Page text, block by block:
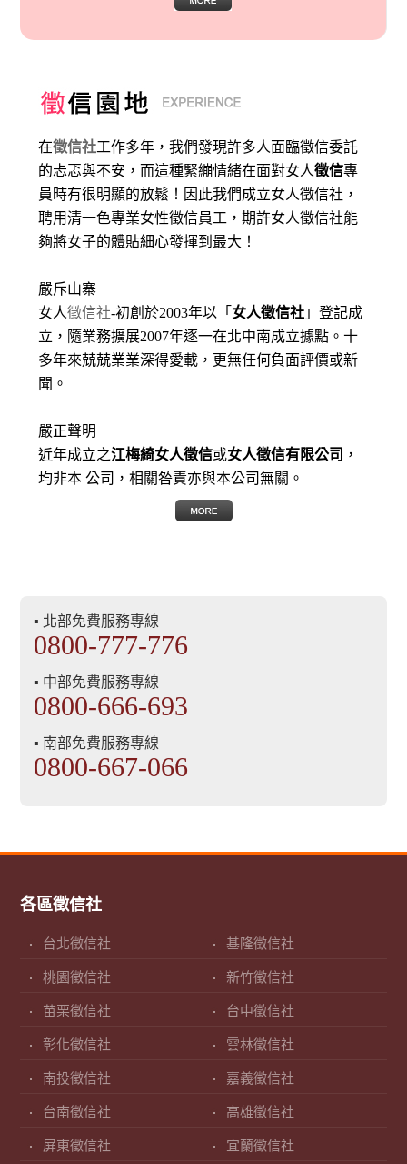
在徵信社工作多年，我們發現許多人面臨徵信委託
的忐忑與不安，而這種緊繃情緒在面對女人徵信專
員時有很明顯的放鬆！因此我們成立女人徵信社，
聘用清一色專業女性徵信員工，期許女人徵信社能
夠將女子的體貼細心發揮到最大 ！
嚴斥山寨
女人徵信社-初創於2003年以「 女人徵信社 」登記成
立，隨業務擴展2007年逐一在北中南成立據點。十
多年來兢兢業業深得愛載，更無任何負面評價或新
聞。
嚴正聲明
近年成立之江梅綺女人徵信或女人徵信有限公司 ，
均非本 公司，相關咎責亦與本公司無關。
▪ 北部免費服務專線
0800-777-776
▪ 中部免費服務專線
0800-666-693
▪ 南部免費服務專線
0800-667-066
各區徵信社
台北徵信社 基隆徵信社
桃園徵信社 新竹徵信社
苗栗徵信社 台中徵信社
彰化徵信社 雲林徵信社
南投徵信社 嘉義徵信社
台南徵信社 高雄徵信社
屏東徵信社 宜蘭徵信社